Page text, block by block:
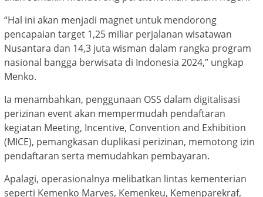
“Hal ini akan menjadi magnet untuk mendorong
pencapaian target 1,25 miliar perjalanan wisatawan
Nusantara dan 14,3 juta wisman dalam rangka program
nasional bangga berwisata di Indonesia 2024,” ungkap
Menko.
Ia menambahkan, penggunaan OSS dalam digitalisasi
perizinan event akan mempermudah pendaftaran
kegiatan Meeting, Incentive, Convention and Exhibition
(MICE), pemangkasan duplikasi perizinan, memotong izin
pendaftaran serta memudahkan pembayaran.
Apalagi, operasionalnya melibatkan lintas kementerian
seperti Kemenko Marves, Kemenkeu, Kemenparekraf,